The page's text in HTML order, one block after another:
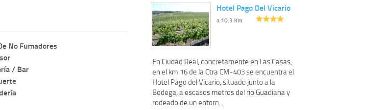
No Fumadores
/ Bar
Hotel Pago Del Vicario
a 10.3 Km
En Ciudad Real, concretamente en Las Casas,
en el km 16 de la Ctra CM-403 se encuentra el
Hotel Pago del Vicario, situado junto a la
Bodega, a escasos metros del rio Guadiana y
rodeado de un entorn...